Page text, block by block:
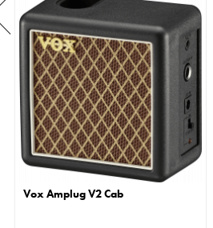
Vox Amplug V2 Cab